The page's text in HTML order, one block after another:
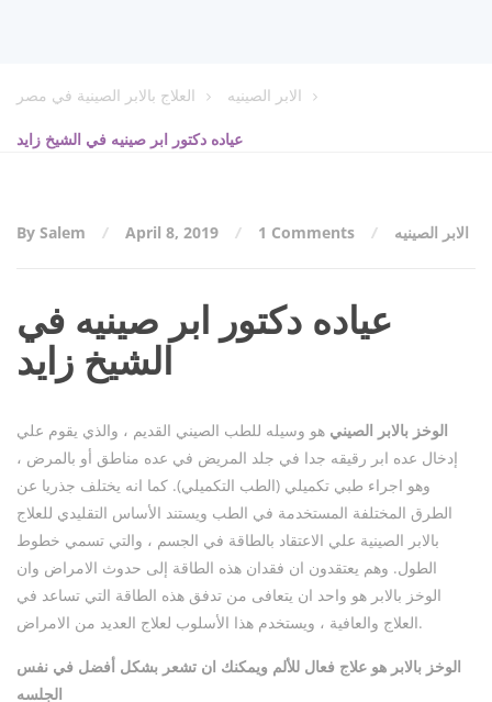
العلاج بالابر الصينية في مصر الابر الصينيه
عياده دكتور ابر صينيه في الشيخ زايد
By Salem April 8, 2019 1 Comments الابر الصينيه
عياده دكتور ابر صينيه في
الشيخ زايد
الوخز بالابر الصيني هو وسيله للطب الصيني القديم ، والذي يقوم علي
إدخال عده ابر رقيقه جدا في جلد المريض في عده مناطق أو بالمرض ،
وهو اجراء طبي تكميلي (الطب التكميلي). كما انه يختلف جذريا عن
الطرق المختلفة المستخدمة في الطب ويستند الأساس التقليدي للعلاج
بالابر الصينية علي الاعتقاد بالطاقة في الجسم ، والتي تسمي خطوط
الطول. وهم يعتقدون ان فقدان هذه الطاقة إلى حدوث الامراض وان
الوخز بالابر هو واحد ان يتعافى من تدفق هذه الطاقة التي تساعد في
العلاج والعافية ، ويستخدم هذا الأسلوب لعلاج العديد من الامراض.
الوخز بالابر هو علاج فعال للألم ويمكنك ان تشعر بشكل أفضل في نفس
الجلسه